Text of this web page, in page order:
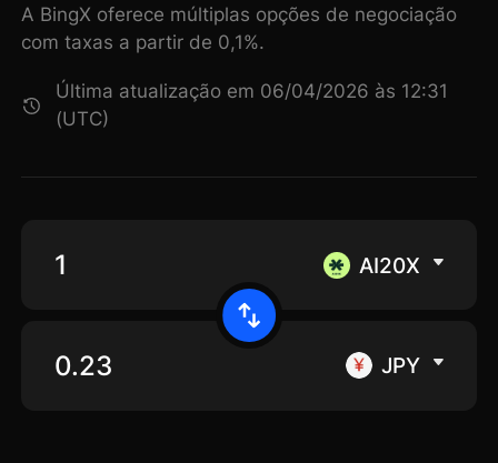
A BingX oferece múltiplas opções de negociação
com taxas a partir de 0,1%.
Última atualização em 06/04/2026 às 12:31
(UTC)
AI20X
JPY